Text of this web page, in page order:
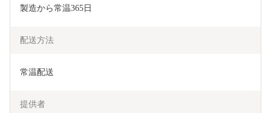
製造から常温365日
配送方法
常温配送
提供者